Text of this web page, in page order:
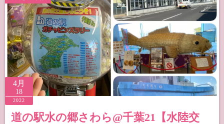
4月
18
2022
道の駅水の郷さわら@千葉21【水陸交